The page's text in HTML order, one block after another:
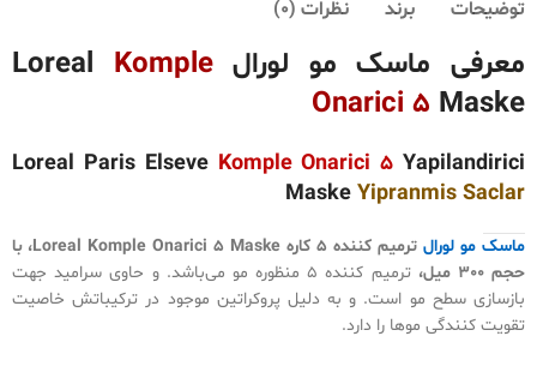
توضیحات برند نظرات (0)
معرفی ماسک مو لورال LorealKomple
Onarici 5 Maske
Loreal Paris ElseveKomple Onarici 5 Yapilandirici
Maske Yipranmis Saclar
ماسک مو لورال
ترمیم کننده 5 کاره Loreal Komple Onarici 5 Maske، با
حجم 300 میل،
ترمیم کننده 5 منظوره مو می‌باشد. و حاوی سرامید جهت
بازسازی سطح مو است. و به دلیل پروکراتین موجود در ترکیباتش خاصیت
تقویت کنندگی موها را دارد.